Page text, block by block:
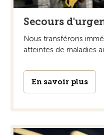
Secours
Nous transférons
atteintes de maladies
En savoir plus